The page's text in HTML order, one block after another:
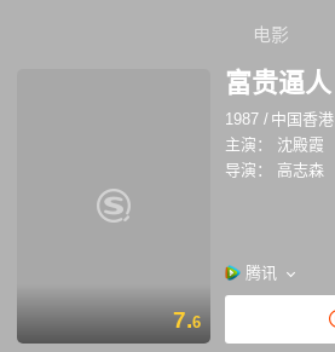
电影
7.6
富贵逼人
1987 / 中国香港
主演：
沈殿霞
导演：
高志森
腾讯